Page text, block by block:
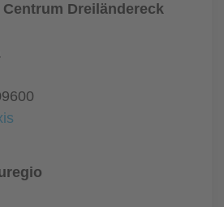
Centrum Dreiländereck